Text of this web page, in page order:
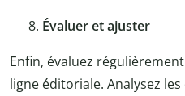
Évaluer et ajuster
Enfin, évaluez
ligne éditoriale. Analysez